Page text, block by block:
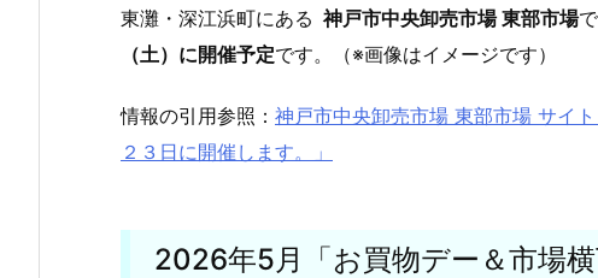
東灘・深江浜町にある 神戸市中央卸売市場 東部市場で
（土）に開催予定です。（※画像はイメージです）
情報の引用参照： 神戸市中央卸売市場 東部市場 サイ
２３日に開催します。」
2026年5月「お買物デー＆市場